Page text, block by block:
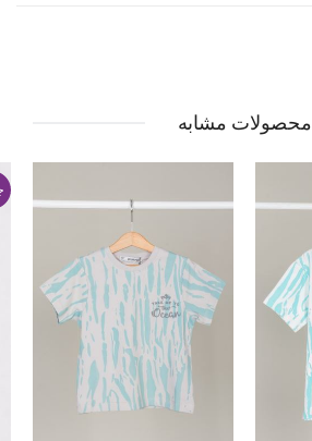
محصولات مشابه